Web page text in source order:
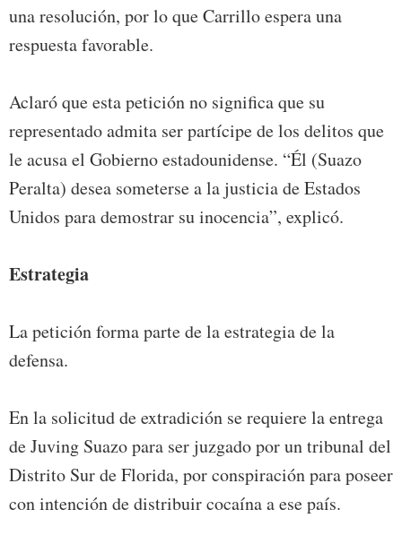
una resolución, por lo que Carrillo espera una
respuesta favorable.
Aclaró que esta petición no significa que su
representado admita ser partícipe de los delitos que
le acusa el Gobierno estadounidense. “Él (Suazo
Peralta) desea someterse a la justicia de Estados
Unidos para demostrar su inocencia”, explicó.
Estrategia
La petición forma parte de la estrategia de la
defensa.
En la solicitud de extradición se requiere la entrega
de Juving Suazo para ser juzgado por un tribunal del
Distrito Sur de Florida, por conspiración para poseer
con intención de distribuir cocaína a ese país.